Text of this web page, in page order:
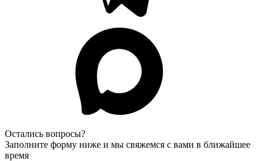
Остались вопросы?
Заполните форму ниже и мы свяжемся с вами в ближайшее
время